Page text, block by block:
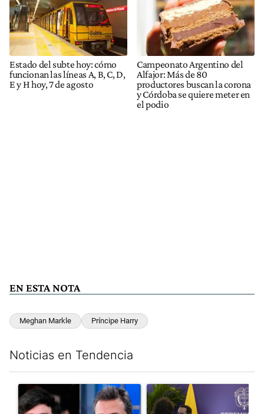
Estado del subte hoy: cómo
funcionan las líneas A, B, C, D,
E y H hoy, 7 de agosto
Campeonato Argentino del
Alfajor: Más de 80
productores buscan la corona
y Córdoba se quiere meter en
el podio
EN ESTA NOTA
Meghan Markle Príncipe Harry
Noticias en Tendencia
Un artículo de tendencia con el título "Los gobernadores
Un artículo de tendencia con